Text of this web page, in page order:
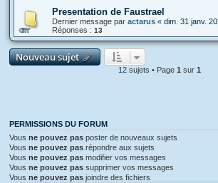
Presentation de Faustrael
Dernier message par actarus « dim. 31 janv.
Réponses : 13
Nouveau sujet
12 sujets • Page 1 sur 1
PERMISSIONS DU FORUM
Vous ne pouvez pas poster de nouveaux sujets
Vous ne pouvez pas répondre aux sujets
Vous ne pouvez pas modifier vos messages
Vous ne pouvez pas supprimer vos messages
Vous ne pouvez pas joindre des fichiers